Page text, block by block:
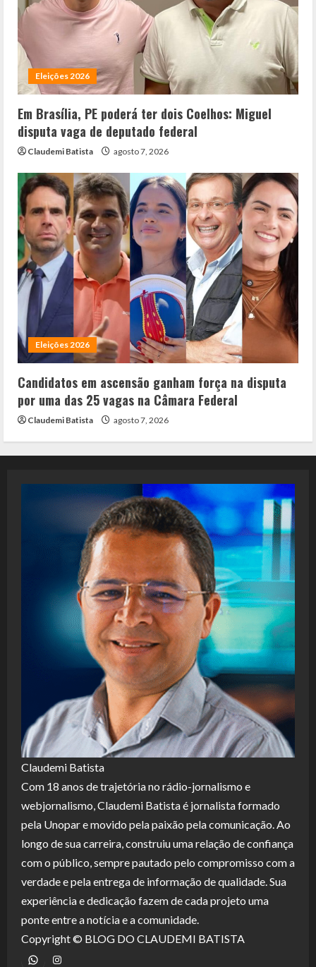
Eleições 2026
Em Brasília, PE poderá ter dois Coelhos: Miguel
disputa vaga de deputado federal
Claudemi Batista agosto 7, 2026
Eleições 2026
Candidatos em ascensão ganham força na disputa
por uma das 25 vagas na Câmara Federal
Claudemi Batista agosto 7, 2026
Claudemi Batista
Com 18 anos de trajetória no rádio-jornalismo e
webjornalismo, Claudemi Batista é jornalista formado
pela Unopar e movido pela paixão pela comunicação. Ao
longo de sua carreira, construiu uma relação de confiança
com o público, sempre pautado pelo compromisso com a
verdade e pela entrega de informação de qualidade. Sua
experiência e dedicação fazem de cada projeto uma
ponte entre a notícia e a comunidade.
Copyright © BLOG DO CLAUDEMI BATISTA
WhatsApp Instagram